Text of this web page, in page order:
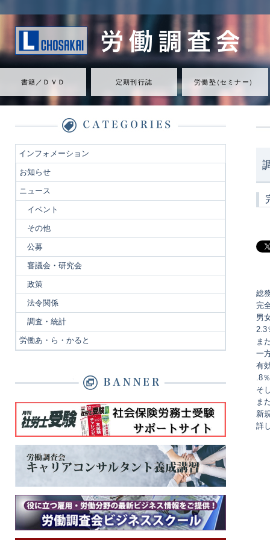
書籍／ＤＶＤ 定期刊行誌 労働塾（セミナ ー ）
総
完
男
2.3
ま
一
有
.8
そ
ま
新
詳
インフォメーション
お知らせ
ニュース
イベント
その他
公募
審議会・研究会
政策
法令関係
調査・統計
労働あ・ら・かると